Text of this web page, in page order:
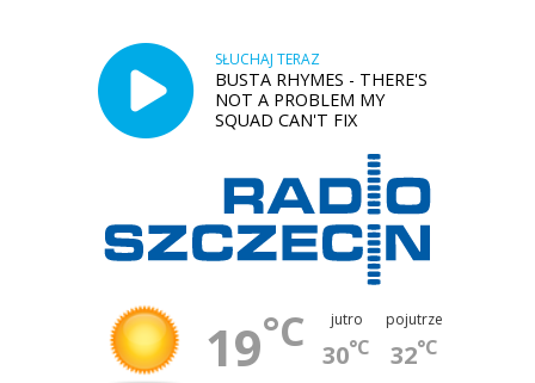
SŁUCHAJ TERAZ
BUSTA RHYMES - THERE'S
NOT A PROBLEM MY
SQUAD CAN'T FIX
19°C jutro
30°C
pojutrze
32°C